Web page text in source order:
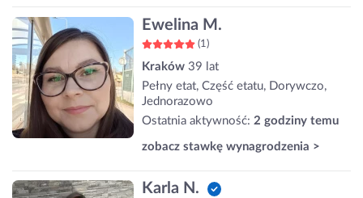
Ewelina M.
(1)
Kraków 39 lat
Pełny etat, Część etatu, Dorywczo,
Jednorazowo
Ostatnia aktywność: 2 godziny temu
zobacz stawkę wynagrodzenia >
Karla N.